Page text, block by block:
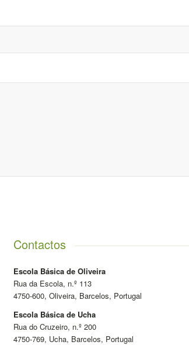
Contactos
Escola Básica de Oliveira
Rua da Escola, n.º 113
4750-600, Oliveira, Barcelos, Portugal
Escola Básica de Ucha
Rua do Cruzeiro, n.º 200
4750-769, Ucha, Barcelos, Portugal